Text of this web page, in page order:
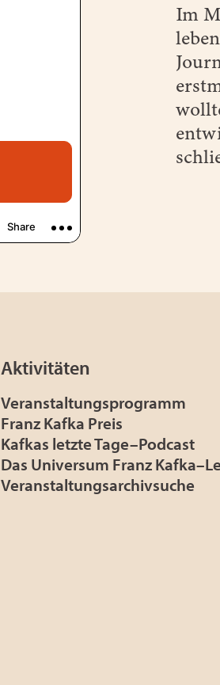
Im
Aktivitäten
Veranstaltungsprogramm
Franz Kafka Preis
Kafkas letzte Tage–Podcast
Das Universum Franz
Veranstaltungsarchivsuche